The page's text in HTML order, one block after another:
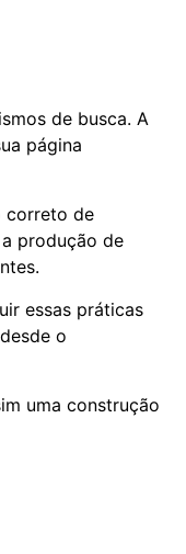
de busca. A
página
correto de
produção de
essas práticas
o
uma construção